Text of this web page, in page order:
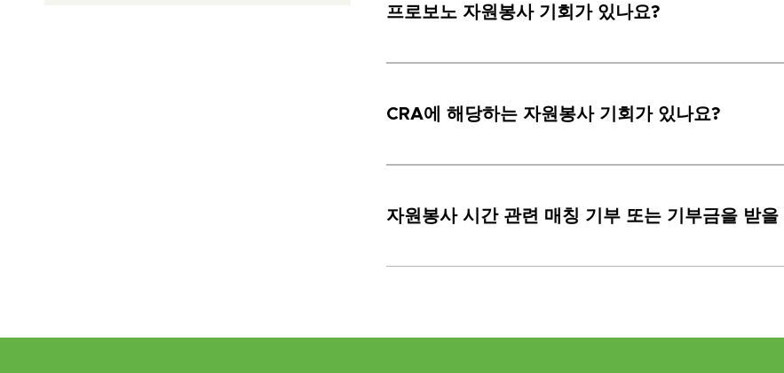
프로보노 자원봉사 기회가 있나요?
CRA에 해당하는 자원봉사 기회가 있나요?
자원봉사 시간 관련 매칭 기부 또는 기부금을 받